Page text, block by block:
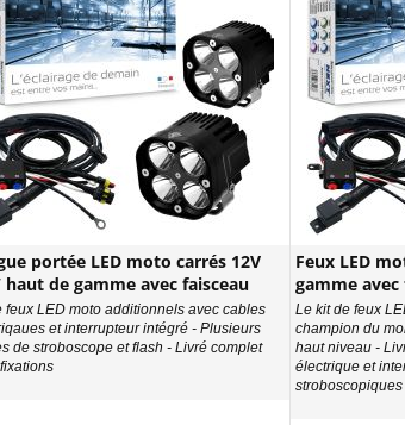
portée LED moto carrés 12V
haut de gamme avec faisceau
feux LED moto additionnels avec cables
et interrupteur intégré - Plusieurs
de stroboscope et flash - Livré complet
Feux LED
gamme avec
Le kit de feux
champion du
haut niveau -
électrique et
stroboscopiques